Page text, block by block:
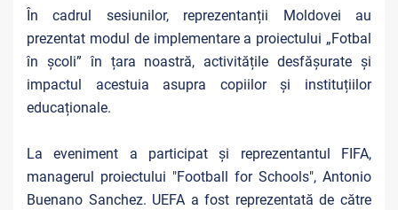
În cadrul sesiunilor, reprezentanții Moldovei au
prezentat modul de implementare a proiectului „Fotbal
în școli” în țara noastră, activitățile desfășurate și
impactul acestuia asupra copiilor și instituțiilor
educaționale.
La eveniment a participat și reprezentantul FIFA,
managerul proiectului "Football for Schools", Antonio
Buenano Sanchez. UEFA a fost reprezentată de către